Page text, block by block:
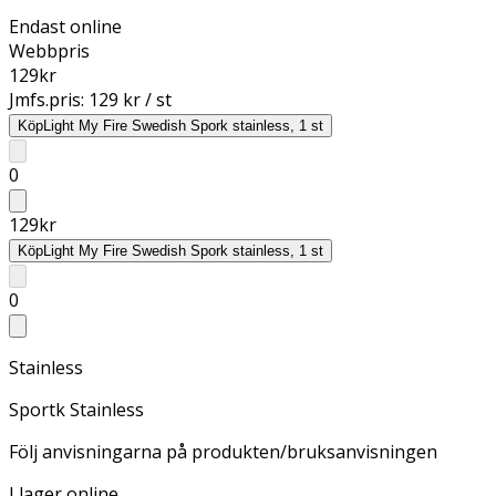
Endast online
Webbpris
129kr
Jmfs.pris: 129 kr / st
KöpLight My Fire Swedish Spork stainless, 1 st
0
129kr
KöpLight My Fire Swedish Spork stainless, 1 st
0
Stainless
Sportk Stainless
Följ anvisningarna på produkten/bruksanvisningen